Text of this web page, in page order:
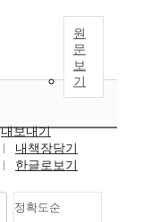
원
문
보
기
내보내기
내책장담기
한글로보기
정확도순